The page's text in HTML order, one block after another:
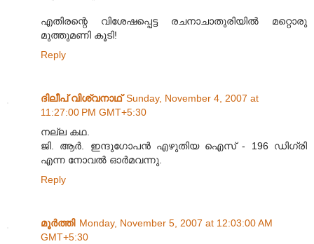
എതിരന്റെ വിശേഷപ്പെട്ട രചനാചാതുരിയില്‍ മറ്റൊരു
മുത്തുമണി കൂടി!
Reply
ദിലീപ് വിശ്വനാഥ് Sunday, November 4, 2007 at
11:27:00 PM GMT+5:30
നല്ല കഥ.
ജി. ആര്‍. ഇന്ദുഗോപന്‍ എഴുതിയ ഐസ് - 196 ഡിഗ്രി
എന്ന നോവല്‍ ഓര്‍മവന്നു.
Reply
മൂര്‍ത്തി Monday, November 5, 2007 at 12:03:00 AM
GMT+5:30